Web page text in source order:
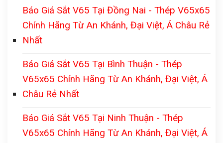
Báo Giá Sắt V65 Tại Đồng Nai - Thép V65x65
Chính Hãng Từ An Khánh, Đại Việt, Á Châu Rẻ
Nhất
Báo Giá Sắt V65 Tại Bình Thuận - Thép
V65x65 Chính Hãng Từ An Khánh, Đại Việt, Á
Châu Rẻ Nhất
Báo Giá Sắt V65 Tại Ninh Thuận - Thép
V65x65 Chính Hãng Từ An Khánh, Đại Việt, Á